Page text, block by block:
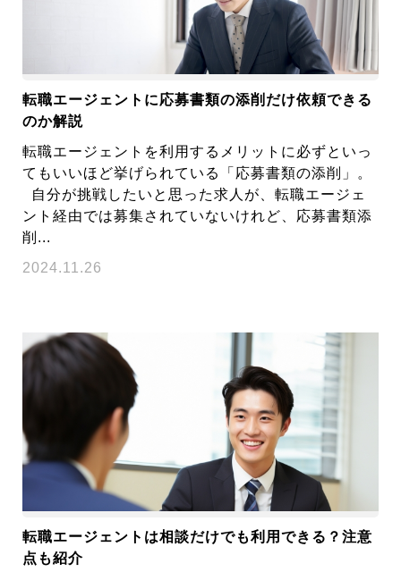
転職エージェントに応募書類の添削だけ依頼できる
のか解説
転職エージェントを利用するメリットに必ずといっ
てもいいほど挙げられている「応募書類の添削」。
自分が挑戦したいと思った求人が、転職エージェ
ント経由では募集されていないけれど、応募書類添
削...
2024.11.26
転職エージェントは相談だけでも利用できる？注意
点も紹介